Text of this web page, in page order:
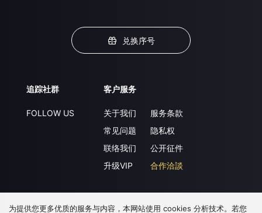
兑换序号
追踪社群
FOLLOW US
客户服务
关于我们
常见问题
联络我们
升级VIP
服务条款
隐私权
公开征件
合作洽談
下载 APP
为提供您更多优质的服务与内容，本网站使用 cookies 分析技术。若您